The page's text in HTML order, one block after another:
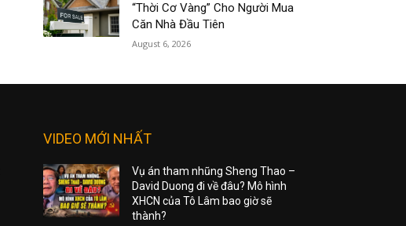
“Thời Cơ Vàng” Cho Người Mua
Căn Nhà Đầu Tiên
August 6, 2026
VIDEO MỚI NHẤT
Vụ án tham nhũng Sheng Thao –
David Duong đi về đâu? Mô hình
XHCN của Tô Lâm bao giờ sẽ
thành?